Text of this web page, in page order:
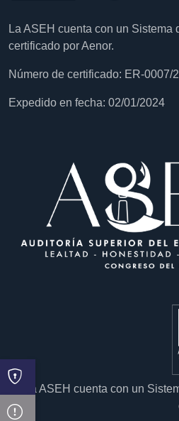
La ASEH cuenta con un Sistema
certificado por Aenor.
Número de certificado: ER-0007/
Expedido en fecha: 02/01/2024
La ASEH cuenta con un